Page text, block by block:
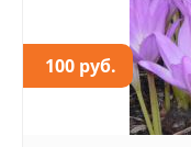
100 руб.